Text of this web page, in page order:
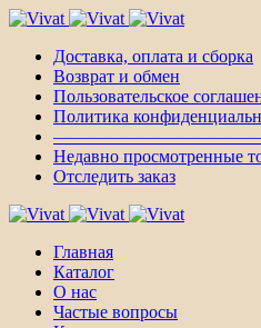
Доставка, оплата и сборка
Возврат и обмен
Пользовательское
Политика
Недавно просмотренные
Отследить заказ
Главная
Каталог
О нас
Частые вопросы